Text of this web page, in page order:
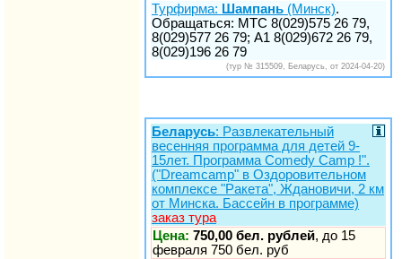
Турфирма: Шампань (Минск).
Обращаться: МТС 8(029)575 26 79,
8(029)577 26 79; А1 8(029)672 26 79,
8(029)196 26 79
(тур № 315509, Беларусь, от 2024-04-20)
Беларусь: Развлекательный
весенняя программа для детей 9-
15лет. Программа Comedy Camp !".
("Dreamcamp" в Оздоровительном
комплексе "Ракета", Ждановичи, 2 км
от Минска. Бассейн в программе)
заказ тура
Цена: 750,00 бел. рублей, до 15
февраля 750 бел. руб